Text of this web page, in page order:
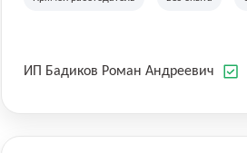
ИП Бадиков Роман Андреевич